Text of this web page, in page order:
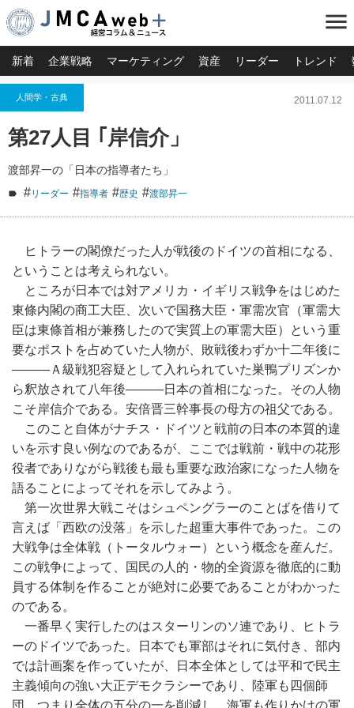
menu
新着 企業戦略 マーケティング 資産 リーダー トレンド
人間学・古典 2011.07.12
第27人目 ｢岸信介」
渡部昇一の「日本の指導者たち」
#リーダー #指導者 #歴史 #渡部昇一
ヒトラーの閣僚だった人が戦後のドイツの首相になる、
ということは考えられない。
ところが日本では対アメリカ・イギリス戦争をはじめた
東條内閣の商工大臣、次いで国務大臣・軍需次官（軍需大
臣は東條首相が兼務したので実質上の軍需大臣）という重
要なポストを占めていた人物が、敗戦後わずか十二年後に
―――Ａ級戦犯容疑として入れられていた巣鴨プリズンか
ら釈放されて八年後―――日本の首相になった。その人物
こそ岸信介である。安倍晋三幹事長の母方の祖父である。
このこと自体がナチス・ドイツと戦前の日本の本質的違
いを示す良い例なのであるが、ここでは戦前・戦中の花形
役者でありながら戦後も最も重要な政治家になった人物を
語ることによってそれを示してみよう。
第一次世界大戦こそはシュペングラーのことばを借りて
言えば「西欧の没落」を示した超重大事件であった。この
大戦争は全体戦（トータルウォー）という概念を産んだ。
この戦争によって、国民の人的・物的全資源を徹底的に動
員する体制を作ることが絶対に必要であることがわかった
のである。
一番早く実行したのはスターリンのソ連であり、ヒトラ
ーのドイツであった。日本でも軍部はそれに気付き、部内
では計画案を作っていたが、日本全体としては平和で民主
主義傾向の強い大正デモクラシーであり、陸軍も四個師
団、つまり全体の五分の一を削減し、海軍も作りかけの軍